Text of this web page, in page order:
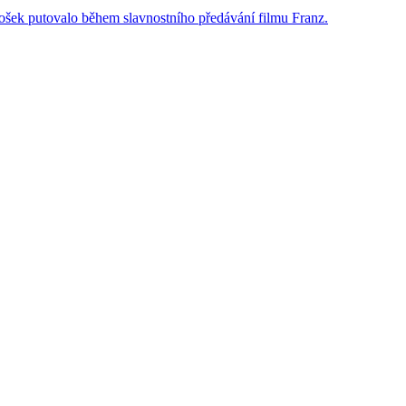
putovalo během slavnostního předávání filmu Franz.